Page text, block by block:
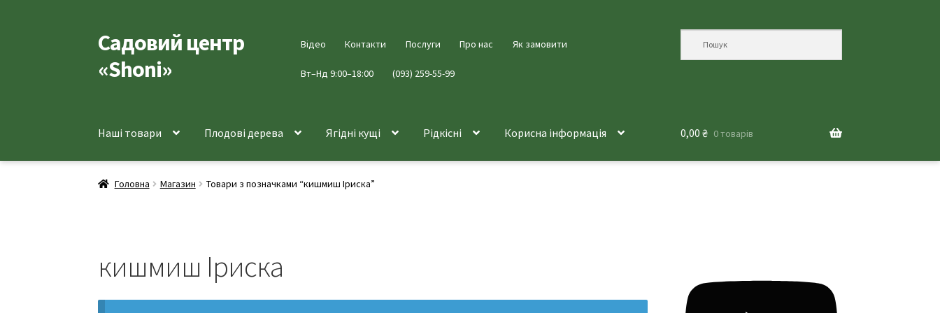
Перейти
до
навігації
Перейти
до
вмісту
Садовий центр
«Shoni»
Відео Контакти Послуги Про нас Як замовити
Вт–Нд 9:00–18:00 (093) 259-55-99
Наші товари Плодові дерева Ягідні кущі Рідкісні Корисна інформація 0,00 ₴ 0 товарів
Головна Магазин Товари з позначками “кишмиш Іриска”
кишмиш Іриска